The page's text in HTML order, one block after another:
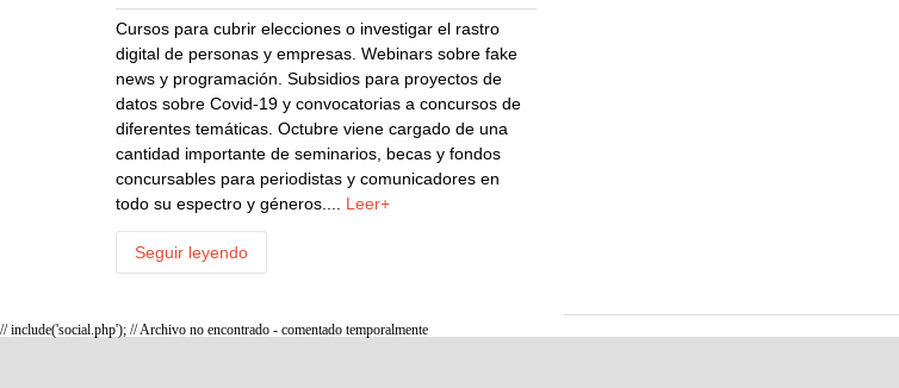
Cursos para cubrir elecciones o investigar el rastro
digital de personas y empresas. Webinars sobre fake
news y programación. Subsidios para proyectos de
datos sobre Covid-19 y convocatorias a concursos de
diferentes temáticas. Octubre viene cargado de una
cantidad importante de seminarios, becas y fondos
concursables para periodistas y comunicadores en
todo su espectro y géneros.... Leer+
Seguir leyendo
// include('social.php'); // Archivo no encontrado - comentado temporalmente